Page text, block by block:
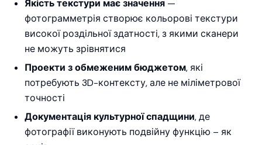
Якість текстури має значення —
фотограмметрія створює кольорові текстури
високої роздільної здатності, з якими сканери
не можуть зрівнятися
Проекти з обмеженим бюджетом, які
потребують 3D-контексту, але не міліметрової
точності
Документація культурної спадщини, де
фотографії виконують подвійну функцію – як